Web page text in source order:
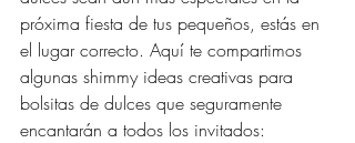
próxima fiesta de tus pequeños, estás en
el lugar correcto. Aquí te compartimos
algunas shimmy ideas creativas para
bolsitas de dulces que seguramente
encantarán a todos los invitados: